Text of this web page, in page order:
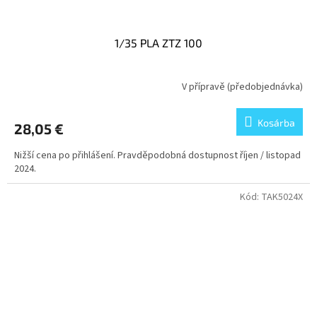
1/35 PLA ZTZ 100
V přípravě (předobjednávka)
28,05 € Kosárba
Nižší cena po přihlášení. Pravděpodobná dostupnost říjen / listopad
2024.
Kód: TAK5024X